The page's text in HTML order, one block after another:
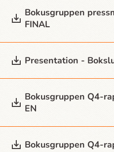
Bokusgruppen
FINAL
Presentation -
Bokusgruppen Q4-
EN
Bokusgruppen Q4-